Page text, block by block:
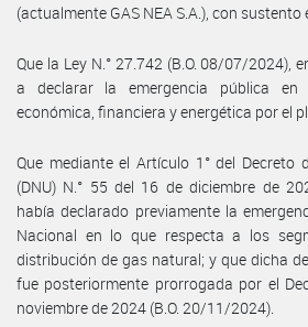
(actualmente GAS NEA S.A.), con sustento
Que la Ley N.° 27.742 (B.O. 08/07/2024),
a declarar la emergencia pública en
económica, financiera y energética por el
Que mediante el Artículo 1° del Decreto
(DNU) N.° 55 del 16 de diciembre de
había declarado previamente la
Nacional en lo que respecta a los
distribución de gas natural; y que dicha
fue posteriormente prorrogada por el
noviembre de 2024 (B.O. 20/11/2024).